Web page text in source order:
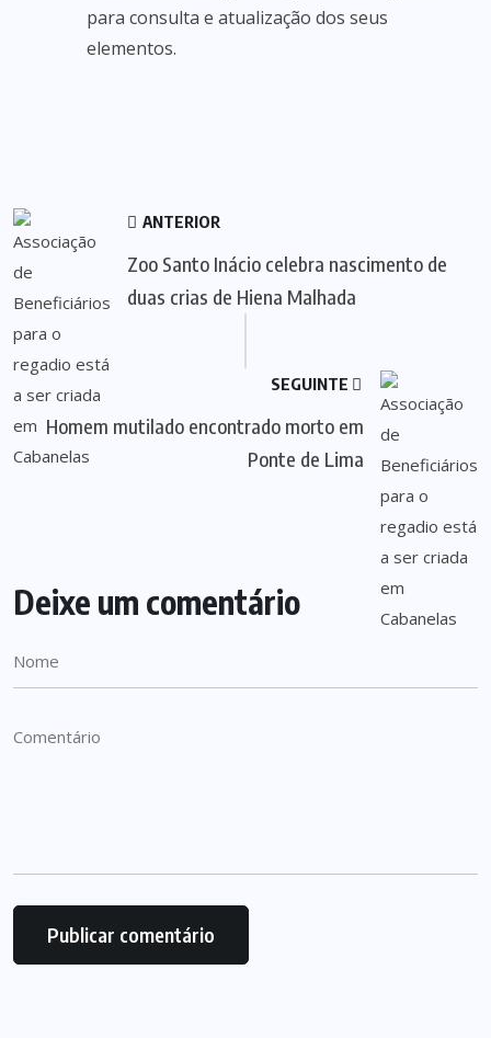
para consulta e atualização dos seus
elementos.
ANTERIOR
Zoo Santo Inácio celebra nascimento de
duas crias de Hiena Malhada
SEGUINTE
Homem mutilado encontrado morto em
Ponte de Lima
Deixe um comentário